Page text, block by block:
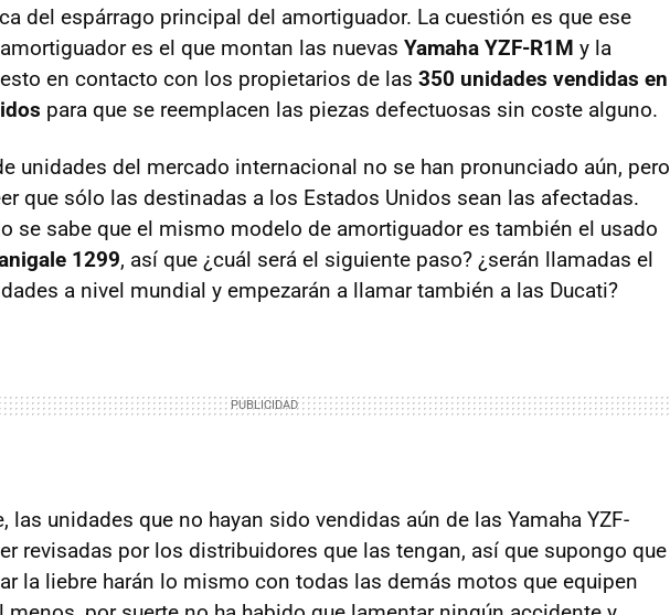
del espárrago principal del amortiguador. La cuestión es que ese
es el que montan las nuevas Yamaha YZF-R1M y la
en contacto con los propietarios de las 350 unidades vendidas en
para que se reemplacen las piezas defectuosas sin coste alguno.
unidades del mercado internacional no se han pronunciado aún, pero
que sólo las destinadas a los Estados Unidos sean las afectadas.
se sabe que el mismo modelo de amortiguador es también el usado
1299, así que ¿cuál será el siguiente paso? ¿serán llamadas el
a nivel mundial y empezarán a llamar también a las Ducati?
las unidades que no hayan sido vendidas aún de las Yamaha YZF-
revisadas por los distribuidores que las tengan, así que supongo que
la liebre harán lo mismo con todas las demás motos que equipen